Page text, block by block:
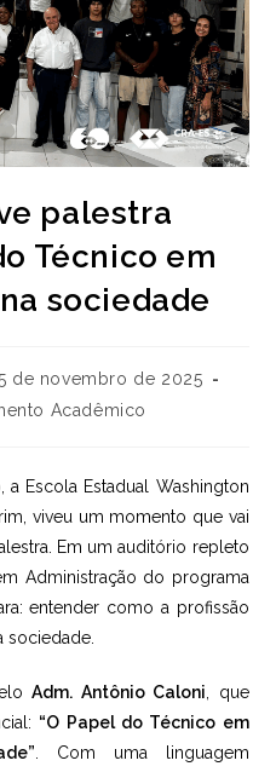
palestra
Técnico em
sociedade
de novembro de 2025
Acadêmico
Escola Estadual Washington
viveu um momento que vai
Em um auditório repleto
Administração do programa
entender como a profissão
sociedade.
Adm. Antônio Caloni, que
“O Papel do Técnico em
. Com uma linguagem